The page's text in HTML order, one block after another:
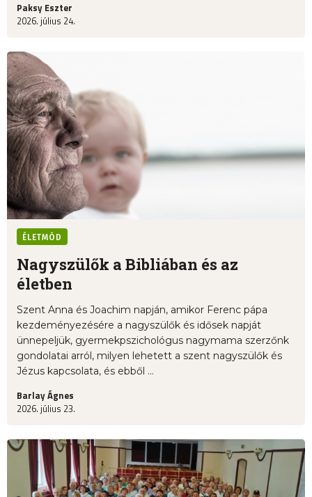
Paksy Eszter
2026. július 24.
ÉLETMÓD
Nagyszülők a Bibliában és az
életben
Szent Anna és Joachim napján, amikor Ferenc pápa
kezdeményezésére a nagyszülők és idősek napját
ünnepeljük, gyermekpszichológus nagymama szerzőnk
gondolatai arról, milyen lehetett a szent nagyszülők és
Jézus kapcsolata, és ebből ...
Barlay Ágnes
2026. július 23.